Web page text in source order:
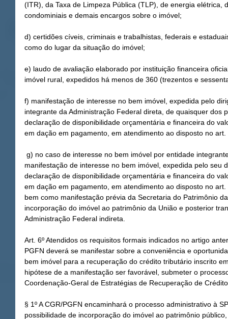
(ITR), da Taxa de Limpeza Pública (TLP), de energia elétrica,
condominiais e demais encargos sobre o imóvel;
d) certidões cíveis, criminais e trabalhistas, federais e
como do lugar da situação do imóvel;
e) laudo de avaliação elaborado por instituição financeira
imóvel rural, expedidos há menos de 360 (trezentos e
f) manifestação de interesse no bem imóvel, expedida pelo
integrante da Administração Federal direta, de quaisquer dos
declaração de disponibilidade orçamentária e financeira do
em dação em pagamento, em atendimento ao disposto no art.
manifestação de interesse no bem imóvel, expedida pelo seu
declaração de disponibilidade orçamentária e financeira do
em dação em pagamento, em atendimento ao disposto no
bem como manifestação prévia da Secretaria do Patrimônio
incorporação do imóvel ao patrimônio da União e posterior
Administração Federal indireta.
Art. 6º Atendidos os requisitos formais indicados no artigo
PGFN deverá se manifestar sobre a conveniência e
bem imóvel para a recuperação do crédito tributário inscrito
hipótese de a manifestação ser favorável, submeter o
Coordenação-Geral de Estratégias de Recuperação de
§ 1º A CGR/PGFN encaminhará o processo administrativo à
possibilidade de incorporação do imóvel ao patrimônio